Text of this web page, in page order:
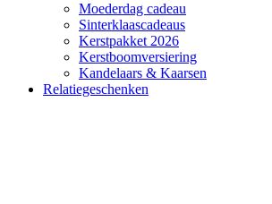
Moederdag cadeau
Sinterklaascadeaus
Kerstpakket 2026
Kerstboomversiering
Kandelaars & Kaarsen
Relatiegeschenken